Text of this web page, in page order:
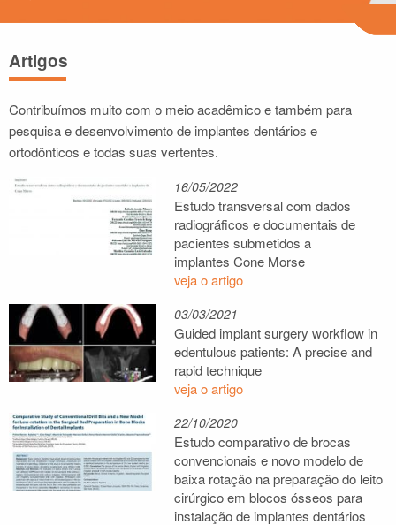
Artigos
Contribuímos muito com o meio acadêmico e também para
pesquisa e desenvolvimento de implantes dentários e
ortodônticos e todas suas vertentes.
16/05/2022
Estudo transversal com dados
radiográficos e documentais de
pacientes submetidos a
implantes Cone Morse
veja o artigo
03/03/2021
Guided implant surgery workflow in
edentulous patients: A precise and
rapid technique
veja o artigo
22/10/2020
Estudo comparativo de brocas
convencionais e novo modelo de
baixa rotação na preparação do leito
cirúrgico em blocos ósseos para
instalação de implantes dentários